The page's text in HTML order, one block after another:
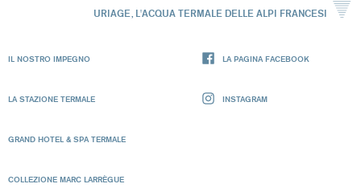
URIAGE, L'ACQUA TERMALE DELLE ALPI FRANCESI
IL NOSTRO IMPEGNO
LA STAZIONE TERMALE
GRAND HOTEL & SPA TERMALE
COLLEZIONE MARC LARRÈGUE
LA PAGINA FACEBOOK
INSTAGRAM